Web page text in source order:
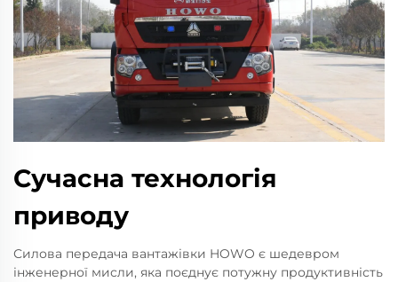
Сучасна технологія
приводу
Силова передача вантажівки HOWO є шедевром
інженерної мисли, яка поєднує потужну продуктивність